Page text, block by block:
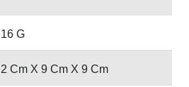
16 G
2 Cm X 9 Cm X 9 Cm